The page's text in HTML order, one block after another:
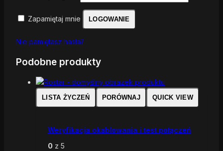
Zapamiętaj mnie LOGOWANIE
Nie pamiętasz hasła?
Podobne produkty
LISTA ŻYCZEŃ PORÓWNAJ QUICK VIEW
Weryfikacja okablowania i test połączeń
0 z 5